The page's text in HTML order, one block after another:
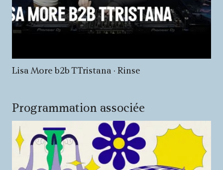
Lisa More b2b TTristana · Rinse
Programmation associée